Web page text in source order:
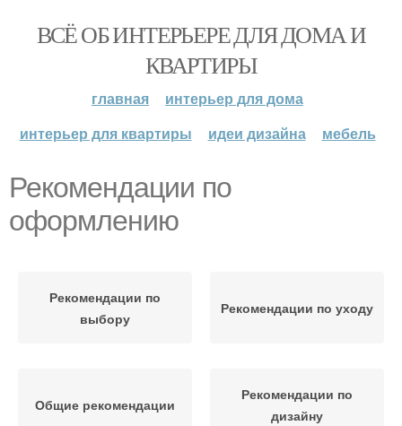
ВСЁ ОБ ИНТЕРЬЕРЕ ДЛЯ ДОМА И
КВАРТИРЫ
главная
интерьер для дома
интерьер для квартиры
идеи дизайна мебель
Рекомендации по
оформлению
Рекомендации по
выбору
Рекомендации по уходу
Общие рекомендации
Рекомендации по
дизайну